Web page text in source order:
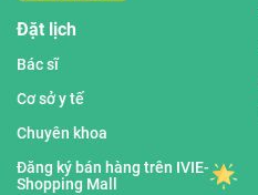
Đặt lịch
Bác sĩ
Cơ sở y tế
Chuyên khoa
Đăng ký bán hàng trên IVIE-
Shopping Mall